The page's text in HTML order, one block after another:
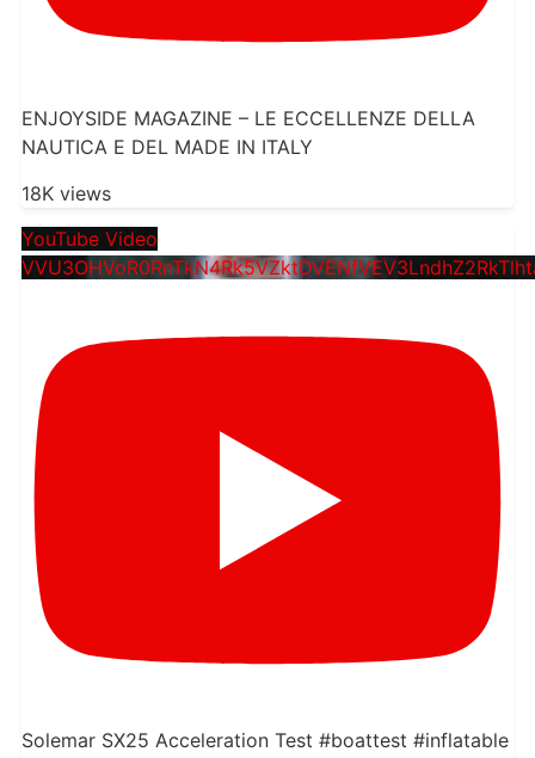
ENJOYSIDE MAGAZINE – LE ECCELLENZE DELLA
NAUTICA E DEL MADE IN ITALY
18K views
YouTube Video
Solemar SX25 Acceleration Test #boattest #inflatable